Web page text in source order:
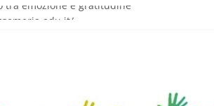
tra emozione e gratitudine
AL COLLEGIO E AL CONSIGLIO DI ISTITUTO